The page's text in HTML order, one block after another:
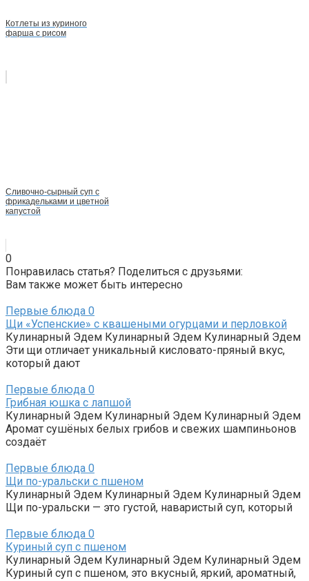
Котлеты из куриного
фарша с рисом
Сливочно-сырный суп с
фрикадельками и цветной
капустой
0
Понравилась статья? Поделиться с друзьями:
Вам также может быть интересно
Первые блюда 0
Щи «Успенские» с квашеными огурцами и перловкой
Кулинарный Эдем Кулинарный Эдем Кулинарный Эдем
Эти щи отличает уникальный кисловато-пряный вкус,
который дают
Первые блюда 0
Грибная юшка с лапшой
Кулинарный Эдем Кулинарный Эдем Кулинарный Эдем
Аромат сушёных белых грибов и свежих шампиньонов
создаёт
Первые блюда 0
Щи по-уральски с пшеном
Кулинарный Эдем Кулинарный Эдем Кулинарный Эдем
Щи по-уральски — это густой, наваристый суп, который
Первые блюда 0
Куриный суп с пшеном
Кулинарный Эдем Кулинарный Эдем Кулинарный Эдем
Куриный суп с пшеном, это вкусный, яркий, ароматный,